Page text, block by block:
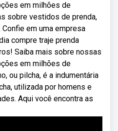
em milhões de
sobre vestidos de prenda,
Confie em uma empresa
compre traje prenda
Saiba mais sobre nossas
em milhões de
ou pilcha, é a indumentária
utilizada por homens e
Aqui você encontra as